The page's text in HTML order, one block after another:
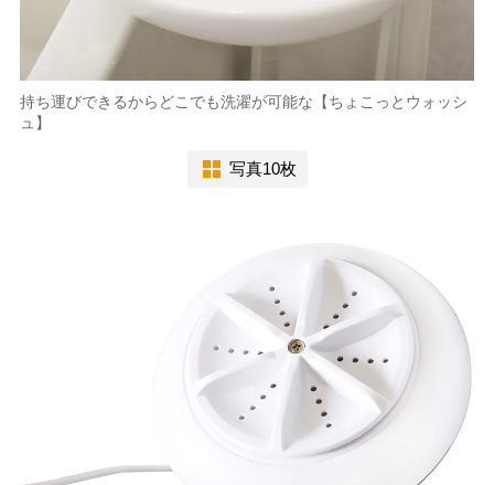
持ち運びできるからどこでも洗濯が可能な【ちょこっとウォッシ
ュ】
写真10枚